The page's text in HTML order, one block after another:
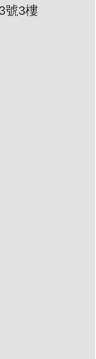
號3樓